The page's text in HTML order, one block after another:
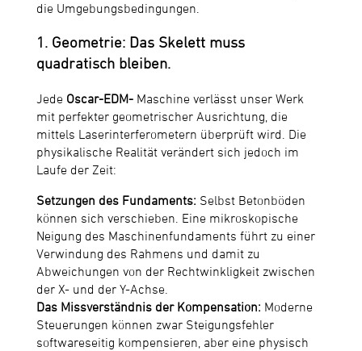
die Umgebungsbedingungen.
1. Geometrie: Das Skelett muss
quadratisch bleiben.
Jede Oscar-EDM- Maschine verlässt unser Werk
mit perfekter geometrischer Ausrichtung, die
mittels Laserinterferometern überprüft wird. Die
physikalische Realität verändert sich jedoch im
Laufe der Zeit:
Setzungen des Fundaments: Selbst Betonböden
können sich verschieben. Eine mikroskopische
Neigung des Maschinenfundaments führt zu einer
Verwindung des Rahmens und damit zu
Abweichungen von der Rechtwinkligkeit zwischen
der X- und der Y-Achse.
Das Missverständnis der Kompensation: Moderne
Steuerungen können zwar Steigungsfehler
softwareseitig kompensieren, aber eine physisch